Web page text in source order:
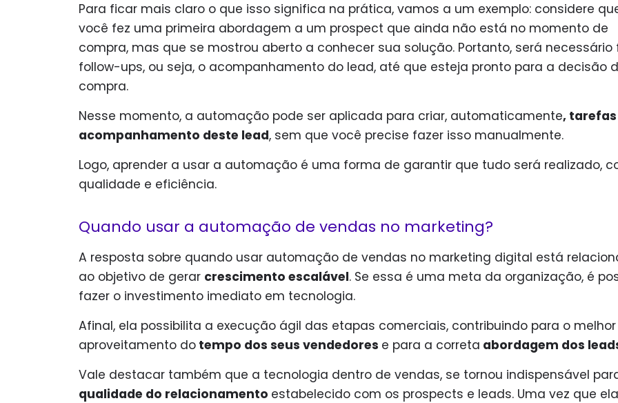
Para ficar mais claro o que isso significa na prática, vamos a um exemplo: considere
você fez uma primeira abordagem a um prospect que ainda não está no momento de
compra, mas que se mostrou aberto a conhecer sua solução. Portanto, será necessário
follow-ups, ou seja, o acompanhamento do lead, até que esteja pronto para a decisão
compra.
Nesse momento, a automação pode ser aplicada para criar, automaticamente, tarefas
acompanhamento deste lead, sem que você precise fazer isso manualmente.
Logo, aprender a usar a automação é uma forma de garantir que tudo será realizado,
qualidade e eficiência.
Quando usar a automação de vendas no marketing?
A resposta sobre quando usar automação de vendas no marketing digital está
ao objetivo de gerar crescimento escalável. Se essa é uma meta da organização, é
fazer o investimento imediato em tecnologia.
Afinal, ela possibilita a execução ágil das etapas comerciais, contribuindo para o melhor
aproveitamento do tempo dos seus vendedores e para a correta abordagem dos
Vale destacar também que a tecnologia dentro de vendas, se tornou indispensável
qualidade do relacionamento estabelecido com os prospects e leads. Uma vez que ela